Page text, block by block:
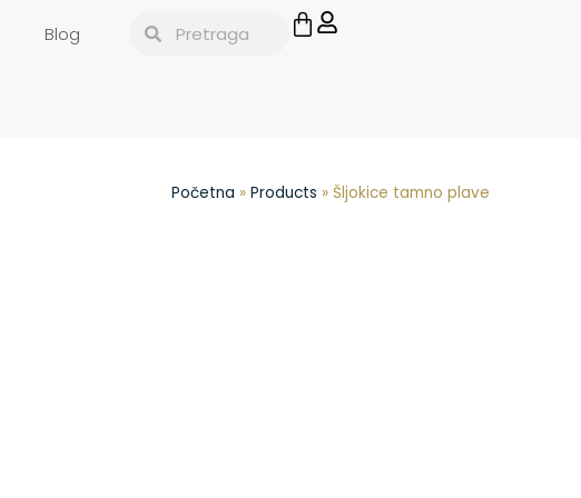
Blog
Početna » Products » Šljokice tamno plave